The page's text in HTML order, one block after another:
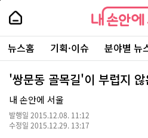
본
로
가
내
손
안
에
서
울
-
서
울
시
대
표
내
손
에
울
주
요
서
뉴스홈 기획·이슈 분야별 뉴
'쌍문동 골목길'이 부럽지
내 손안에 서울
발행일 2015.12.08. 11:12
수정일 2015.12.29. 13:17
페
상
단
로